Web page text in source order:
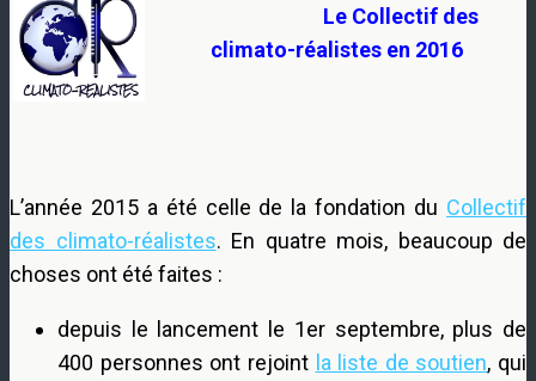
Le Collectif des
climato-réalistes en 2016
L’année 2015 a été celle de la fondation du Collectif
des climato-réalistes. En quatre mois, beaucoup de
choses ont été faites :
depuis le lancement le 1er septembre, plus de
400 personnes ont rejoint la liste de soutien, qui